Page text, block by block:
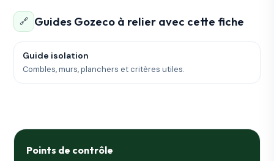
🔗 Guides Gozeco à relier avec cette fiche
Guide isolation
Combles, murs, planchers et critères utiles.
Points de contrôle